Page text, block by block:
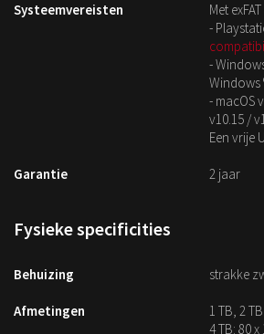
Systeemvereisten
Met
-
-
Windows
- macOS
v10.15 /
Een vrije
Garantie 2 jaar
Fysieke specificities
Behuizing strakke
Afmetingen
1 TB, 2
4 TB: 80 x